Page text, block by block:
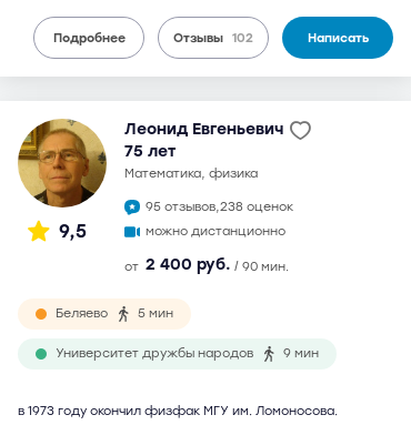
Подробнее Отзывы 102 Написать
9,5
Леонид Евгеньевич
75 лет
математика, физика
95 отзывов,238 оценок
можно дистанционно
от 2 400 руб. / 90 мин.
Беляево 5 мин
Университет дружбы народов 9 мин
в 1973 году окончил физфак МГУ им. Ломоносова.